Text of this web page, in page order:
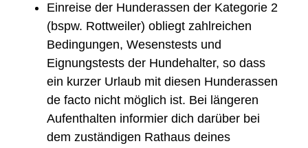
Einreise der Hunderassen der Kategorie 2
(bspw. Rottweiler) obliegt zahlreichen
Bedingungen, Wesenstests und
Eignungstests der Hundehalter, so dass
ein kurzer Urlaub mit diesen Hunderassen
de facto nicht möglich ist. Bei längeren
Aufenthalten informier dich darüber bei
dem zuständigen Rathaus deines